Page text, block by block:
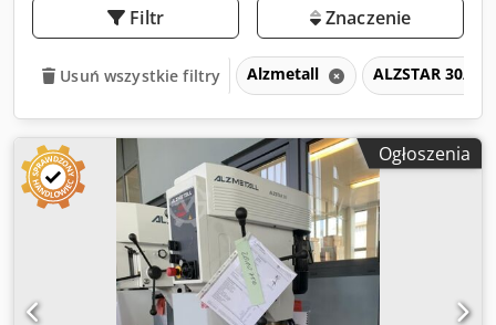
Filtr Znaczenie
Usuń wszystkie filtry Alzmetall ALZSTAR 30/S
Ogłoszenia